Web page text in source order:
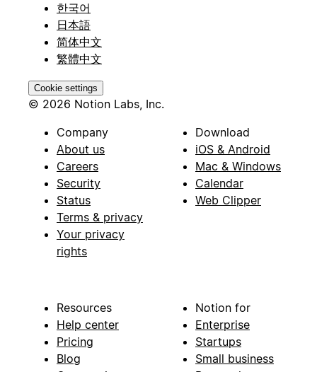
한국어
日本語
简体中文
繁體中文
Cookie settings
© 2026 Notion Labs, Inc.
Company
About us
Careers
Security
Status
Terms & privacy
Your privacy
rights
Download
iOS & Android
Mac & Windows
Calendar
Web Clipper
Resources
Help center
Pricing
Blog
Notion for
Enterprise
Startups
Small business